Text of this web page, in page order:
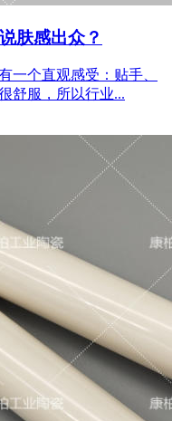
肤感出众？
个直观感受：贴手、
舒服，所以行业...